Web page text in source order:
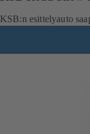
KSB:n esittelyauto